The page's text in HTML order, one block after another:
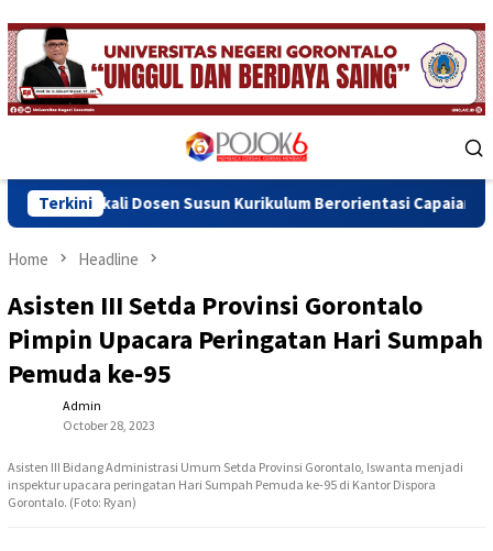
Skip
to
content
Menu
Terkini
Dosen Susun Kurikulum Berorientasi Capaian Pembelajaran
Home Headline
Asisten III Setda Provinsi Gorontalo
Pimpin Upacara Peringatan Hari Sumpah
Pemuda ke-95
Admin
October 28, 2023
Asisten III Bidang Administrasi Umum Setda Provinsi Gorontalo, Iswanta menjadi
inspektur upacara peringatan Hari Sumpah Pemuda ke-95 di Kantor Dispora
Gorontalo. (Foto: Ryan)